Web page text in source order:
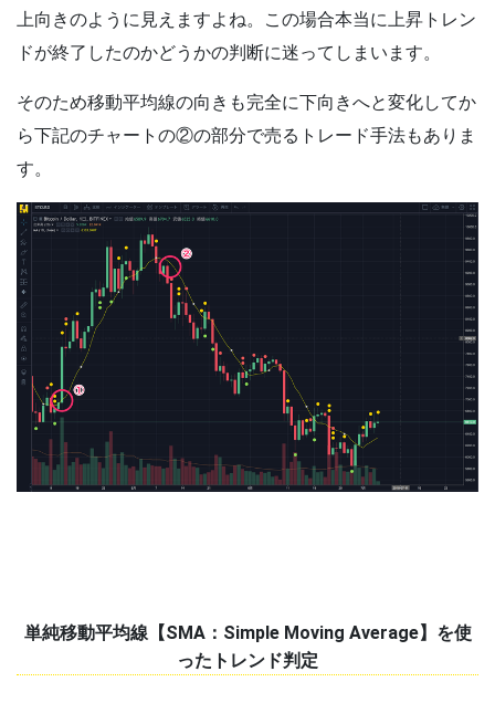
上向きのように見えますよね。この場合本当に上昇トレン
ドが終了したのかどうかの判断に迷ってしまいます。
そのため移動平均線の向きも完全に下向きへと変化してか
ら下記のチャートの②の部分で売るトレード手法もありま
す。
単純移動平均線【SMA：Simple Moving Average】を使
ったトレンド判定